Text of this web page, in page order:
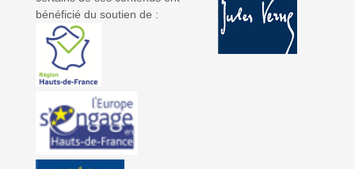
bénéficié du soutien de :